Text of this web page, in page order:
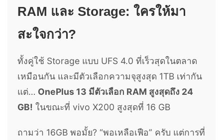
RAM และ Storage: ใครให้มา
สะใจกว่า?
ทั้งคู่ใช้ Storage แบบ UFS 4.0 ที่เร็วสุดในตลาด
เหมือนกัน และมีตัวเลือกความจุสูงสุด 1TB เท่ากัน
แต่… OnePlus 13 มีตัวเลือก RAM สูงสุดถึง 24
GB! ในขณะที่ vivo X200 สูงสุดที่ 16 GB
ถามว่า 16GB พอมั้ย? “พอเหลือเฟือ” ครับ แต่การที่